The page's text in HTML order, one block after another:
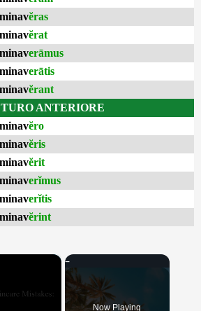
ĕras
ĕrat
erāmus
erātis
ĕrant
ANTERIORE
ĕro
ĕris
ĕrit
erĭmus
erĭtis
ĕrint
×
Now Playing